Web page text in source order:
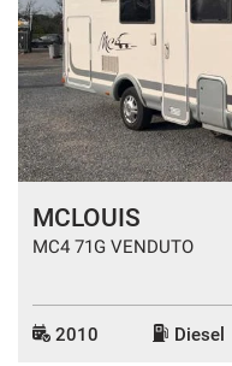
MCLOUIS
MC4 71G VENDUTO
2010 Diesel